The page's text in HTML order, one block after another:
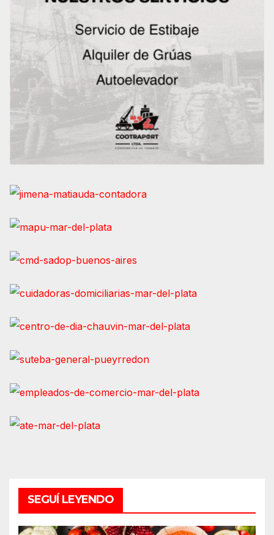
SEGUÍ LEYENDO